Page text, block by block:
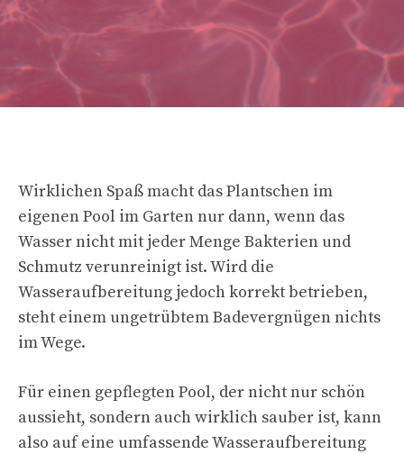
Wirklichen Spaß macht das Plantschen im
eigenen Pool im Garten nur dann, wenn das
Wasser nicht mit jeder Menge Bakterien und
Schmutz verunreinigt ist. Wird die
Wasseraufbereitung jedoch korrekt betrieben,
steht einem ungetrübtem Badevergnügen nichts
im Wege.
Für einen gepflegten Pool, der nicht nur schön
aussieht, sondern auch wirklich sauber ist, kann
also auf eine umfassende Wasseraufbereitung